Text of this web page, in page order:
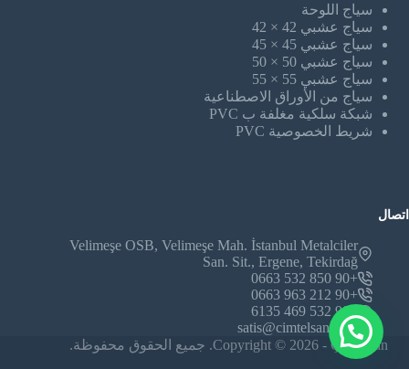
سياج اللوحة
سياج عشبي 42 × 42
سياج عشبي 45 × 45
سياج عشبي 50 × 50
سياج عشبي 55 × 55
سياج من الأوراق الاصطناعية
شبكة سلكية مغلفة ب PVC
شريط الخصوصية PVC
اتصال
Velimeşe OSB, Velimeşe Mah. İstanbul Metalciler
San. Sit., Ergene, Tekirdağ
+90 850 532 0663
+90 212 963 0663
satis@cimtelsan.com
Copyright © 2026 - Çimtelsan. جميع الحقوق محفوظة.